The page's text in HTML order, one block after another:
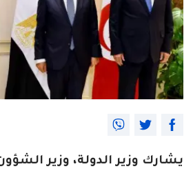
يشارك وزير الدولة، وزير